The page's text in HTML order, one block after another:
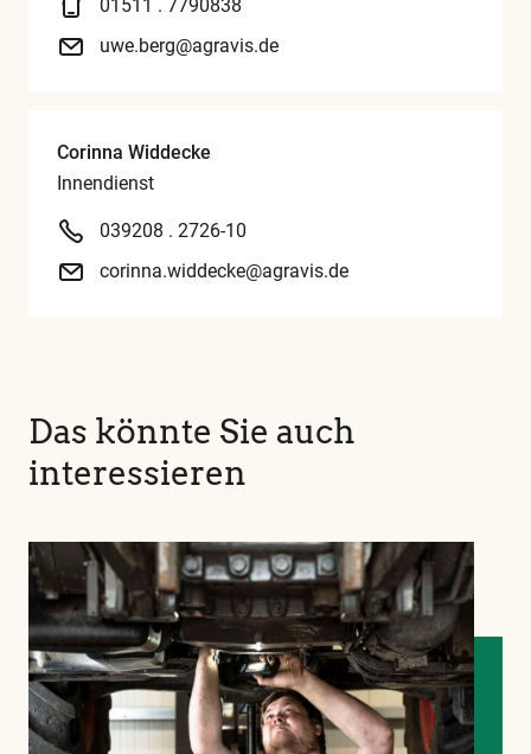
01511 . 7790838
uwe.berg@agravis.de
Corinna Widdecke
Innendienst
039208 . 2726-10
corinna.widdecke@agravis.de
Das könnte Sie auch
interessieren